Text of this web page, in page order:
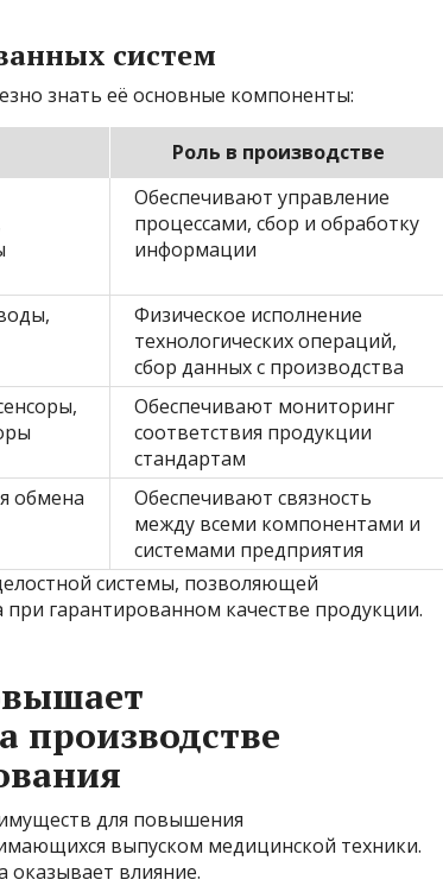
систем
знать её основные компоненты:
Роль в производстве
Обеспечивают управление
процессами, сбор и обработку
информации
Физическое исполнение
технологических операций,
сбор данных с производства
Обеспечивают мониторинг
соответствия продукции
стандартам
обмена
Обеспечивают связность
между всеми компонентами и
системами предприятия
системы, позволяющей
гарантированном качестве продукции.
производстве
для повышения
выпуском медицинской техники.
оказывает влияние.